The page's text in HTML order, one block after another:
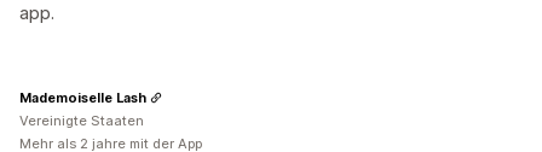
app.
Mademoiselle Lash
Vereinigte Staaten
Mehr als 2 jahre mit der App